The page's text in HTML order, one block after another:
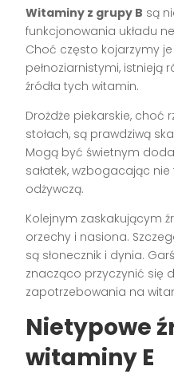
Witaminy z grupy B są
funkcjonowania układu
Choć często kojarzymy
pełnoziarnistymi, istnieją
źródła tych witamin.
Drożdże piekarskie, choć
stołach, są prawdziwą
Mogą być świetnym
sałatek, wzbogacając
odżywczą.
Kolejnym zaskakującym
orzechy i nasiona.
są słonecznik i dynia.
znacząco przyczynić się
zapotrzebowania na
Nietypowe
witaminy E